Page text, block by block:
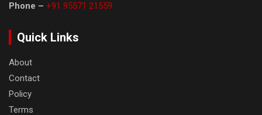
Phone – +91 95571 21559
Quick Links
About
Contact
Policy
Terms